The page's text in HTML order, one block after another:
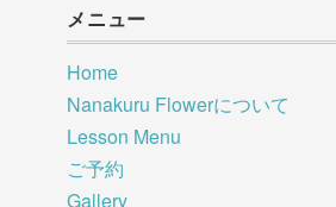
メニュー
Home
Nanakuru Flowerについて
Lesson Menu
ご予約
Gallery